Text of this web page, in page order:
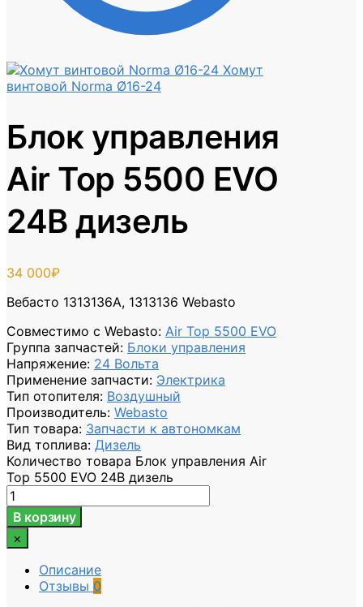
Хомут
винтовой Norma Ø16-24
Блок управления
Air Top 5500 EVO
24В дизель
34 000₽
Вебасто 1313136A, 1313136 Webasto
Совместимо с Webasto: Air Top 5500 EVO
Группа запчастей: Блоки управления
Напряжение: 24 Вольта
Применение запчасти: Электрика
Тип отопителя: Воздушный
Производитель: Webasto
Тип товара: Запчасти к автономкам
Вид топлива: Дизель
Количество товара Блок управления Air
Top 5500 EVO 24В дизель
В корзину
×
Описание
Отзывы 0